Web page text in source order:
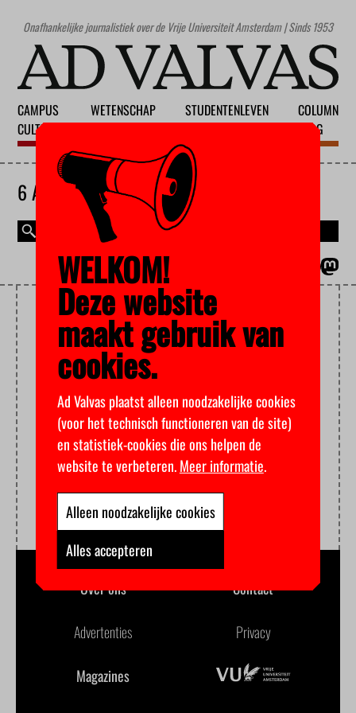
Onafhankelijke journalistiek over de Vrije Universiteit Amsterdam | Sinds 1953
CAMPUS
CULTUUR
WETENSCHAP
STUDENTENLEVEN
COLUMN
BLOG
6 AUGUSTUS 2026
LAE
Over ons Contact
Advertenties Privacy
Magazines
WELKOM!
Deze website
maakt gebruik van
cookies.
Ad Valvas plaatst alleen noodzakelijke cookies
(voor het technisch functioneren van de site)
en statistiek-cookies die ons helpen de
website te verbeteren.Meer informatie.
Alleen noodzakelijke cookies
Alles accepteren